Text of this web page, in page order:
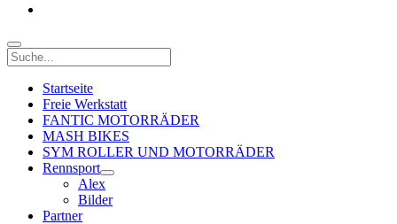
Suche
Startseite
Freie Werkstatt
FANTIC MOTORRÄDER
MASH BIKES
SYM ROLLER UND MOTORRÄDER
Rennsport
open
menu
Alex
Bilder
Partner